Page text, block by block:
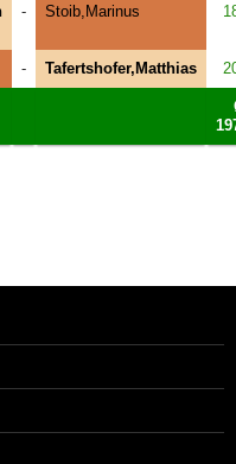
- Stoib,Marinus
- Tafertshofer,Matthias